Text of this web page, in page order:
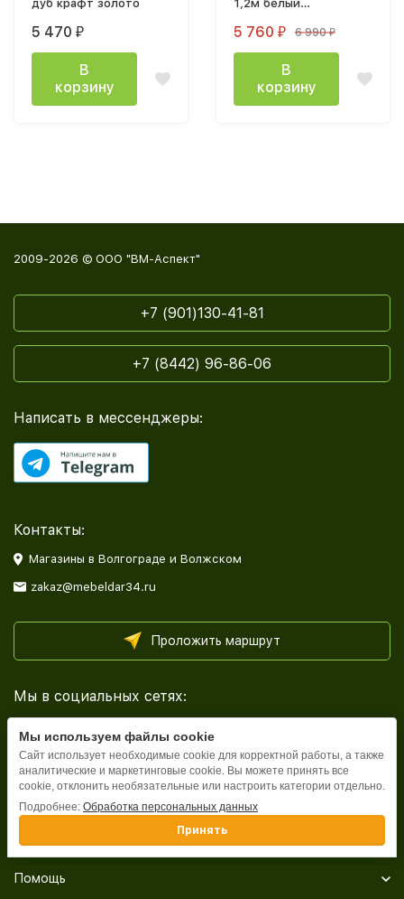
дуб крафт золото
5 470 ₽
В
корзину
1,2м белый
5 760 ₽ 6 990₽
В
корзину
2009-2026 © ООО "ВМ-Аспект"
+7 (901)130-41-81
+7 (8442) 96-86-06
Написать в мессенджеры:
Контакты:
Магазины в Волгограде и Волжском
zakaz@mebeldar34.ru
Проложить маршрут
Мы в социальных сетях:
Каталог
Помощь
Мы используем файлы cookie
Сайт использует необходимые cookie для корректной работы, а также
аналитические и маркетинговые cookie. Вы можете принять все
cookie, отклонить необязательные или настроить категории отдельно.
Подробнее: Обработка персональных данных
Принять